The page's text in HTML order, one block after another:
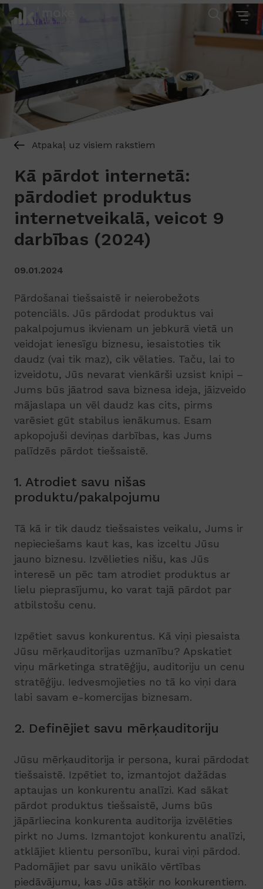
Atpakaļ uz visiem rakstiem
Kā pārdot internetā:
pārdodiet produktus
internetveikalā, veicot 9
darbības (2024)
09.01.2024
Pārdošanai tiešsaistē ir neierobežots
potenciāls. Jūs pārdodat produktus vai
pakalpojumus ikvienam un jebkurā vietā un
veidojat ienesīgu biznesu, iesaistoties tik
daudz (vai tik maz), cik vēlaties. Taču, lai to
izveidotu, Jūs nevarat vienkārši uzsist knipi –
Jums būs jāatrod sava biznesa ideja, jāizveido
mājaslapa un vēl daudz kas cits, pirms
varēsiet gūt stabilus ienākumus. Esam
apkopojuši deviņas darbības, kas Jums
palīdzēs pārdot tiešsaistē.
1. Atrodiet savu nišas
produktu/pakalpojumu
Tā kā ir tik daudz tiešsaistes veikalu, Jums ir
nepieciešams kaut kas, kas izceltu Jūsu
jauno biznesu. Izvēlieties nišu, kas Jūs
interesē un pēc tam atrodiet produktus ar
lielu pieprasījumu, ko varat tajā pārdot par
atbilstošu cenu.
Izpētiet savus konkurentus. Kā viņi piesaista
Jūsu mērķauditorijas uzmanību? Apskatiet
viņu mārketinga stratēģiju, auditoriju un cenu
stratēģiju. Iedvesmojieties no tā ko viņi dara
labi savam e-komercijas biznesam.
2. Definējiet savu mērķauditoriju
Jūsu mērķauditorija ir persona, kurai pārdodat
tiešsaistē. Izpētiet to, izmantojot dažādas
aptaujas un konkurentu analīzi. Kad sākat
pārdot produktus tiešsaistē, Jums būs
jāpārliecina konkurenta auditorija izvēlēties
pirkt no Jums. Izmantojot konkurentu analīzi,
atklājiet klientu personību, kurai viņi pārdod.
Padomājiet par savu unikālo vērtības
piedāvājumu, kas Jūs atšķir no konkurentiem.